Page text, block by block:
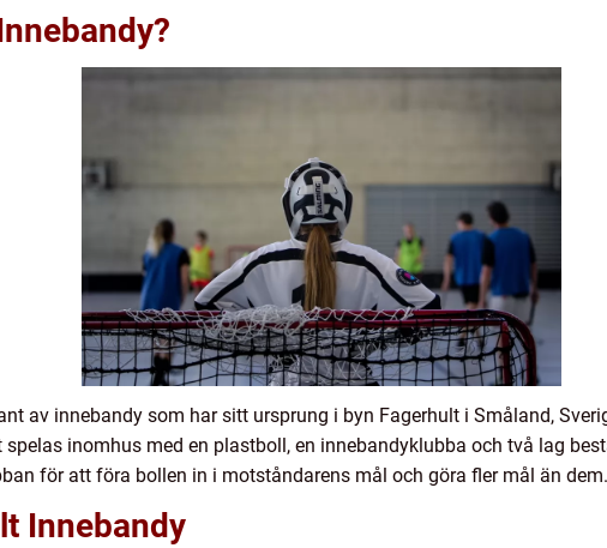
av innebandy som har sitt ursprung i byn Fagerhult i Småland,
inomhus med en plastboll, en innebandyklubba och två lag
för att föra bollen in i motståndarens mål och göra fler mål än dem.
Innebandy